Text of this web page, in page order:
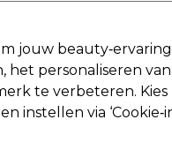
Deals Haar
geleverd*
jouw
het personaliseren
te verbeteren. Kies
instellen via